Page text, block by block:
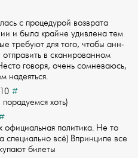
с процедурой возврата
и­ была крайне удивлена тем
требуют для того, чтобы анн­
в сканированном
говоря, очень сомневаюсь,
надеяться.
#
хоть)
официальная политика. Не то
специально всё) Впринципе все
билеты